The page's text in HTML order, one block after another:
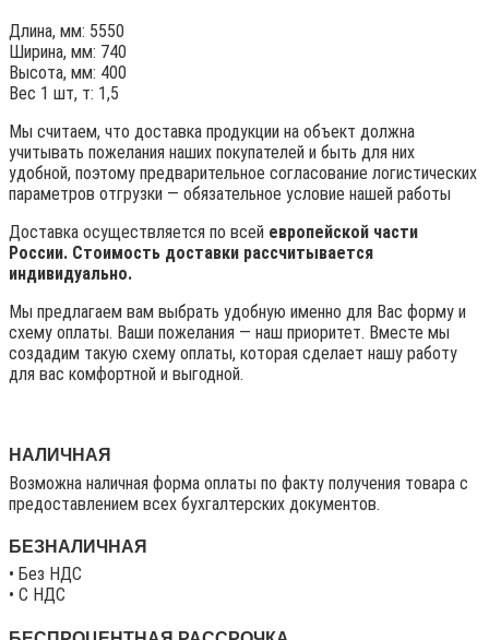
Длина, мм: 5550
Ширина, мм: 740
Высота, мм: 400
Вес 1 шт, т: 1,5
Мы считаем, что доставка продукции на объект должна
учитывать пожелания наших покупателей и быть для них
удобной, поэтому предварительное согласование логистических
параметров отгрузки — обязательное условие нашей работы
Доставка осуществляется по всей европейской части
России. Стоимость доставки рассчитывается
индивидуально.
Мы предлагаем вам выбрать удобную именно для Вас форму и
схему оплаты. Ваши пожелания — наш приоритет. Вместе мы
создадим такую схему оплаты, которая сделает нашу работу
для вас комфортной и выгодной.
НАЛИЧНАЯ
Возможна наличная форма оплаты по факту получения товара с
предоставлением всех бухгалтерских документов.
БЕЗНАЛИЧНАЯ
• Без НДС
• C НДС